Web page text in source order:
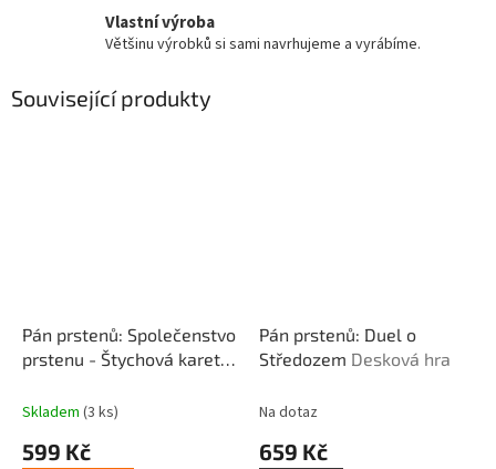
Vlastní výroba
Většinu výrobků si sami navrhujeme a vyrábíme.
Související produkty
Pán prstenů: Společenstvo
prstenu - Štychová karetní
Skladem (3 ks)
599 Kč
Pán prstenů: Duel o
Středozem Desková hra
Na dotaz
659 Kč